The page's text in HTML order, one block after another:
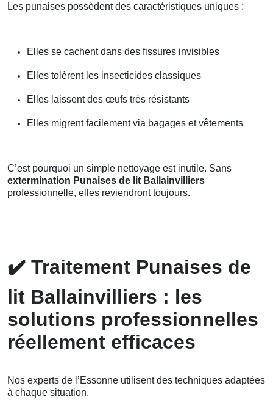
Les punaises possèdent des caractéristiques uniques :
Elles se cachent dans des fissures invisibles
Elles tolèrent les insecticides classiques
Elles laissent des œufs très résistants
Elles migrent facilement via bagages et vêtements
C’est pourquoi un simple nettoyage est inutile. Sans
extermination Punaises de lit Ballainvilliers
professionnelle, elles reviendront toujours.
✔️ Traitement Punaises de
lit Ballainvilliers : les
solutions professionnelles
réellement efficaces
Nos experts de l’Essonne utilisent des techniques adaptées
à chaque situation.